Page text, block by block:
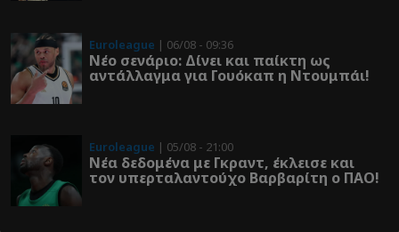
Euroleague | 06/08 - 09:36
Νέο σενάριο: Δίνει και παίκτη ως
αντάλλαγμα για Γουόκαπ η Ντουμπάι!
Euroleague | 05/08 - 21:00
Νέα δεδομένα με Γκραντ, έκλεισε και
τον υπερταλαντούχο Βαρβαρίτη ο ΠΑΟ!